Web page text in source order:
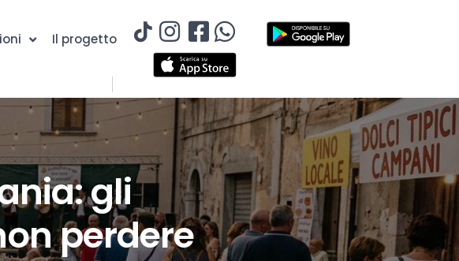
Il progetto
gli
perdere